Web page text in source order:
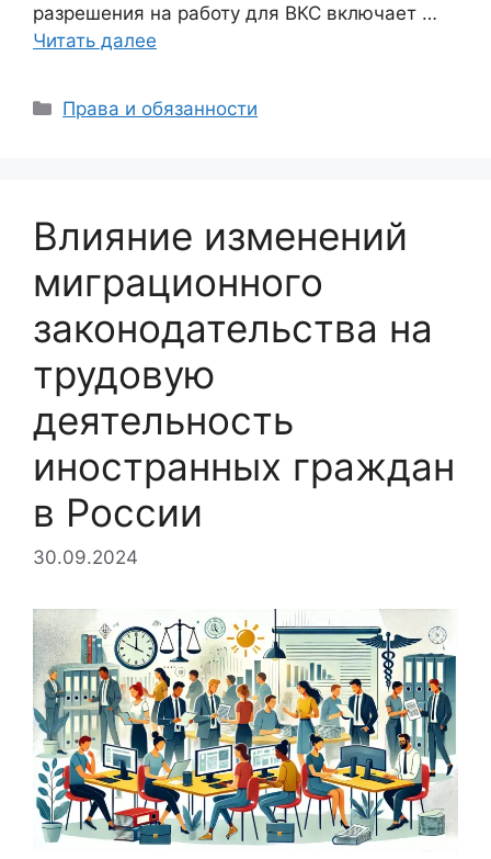
разрешения на работу для ВКС включает …
Читать далее
Рубрики
Права и обязанности
Влияние изменений
миграционного
законодательства на
трудовую
деятельность
иностранных граждан
в России
30.09.2024